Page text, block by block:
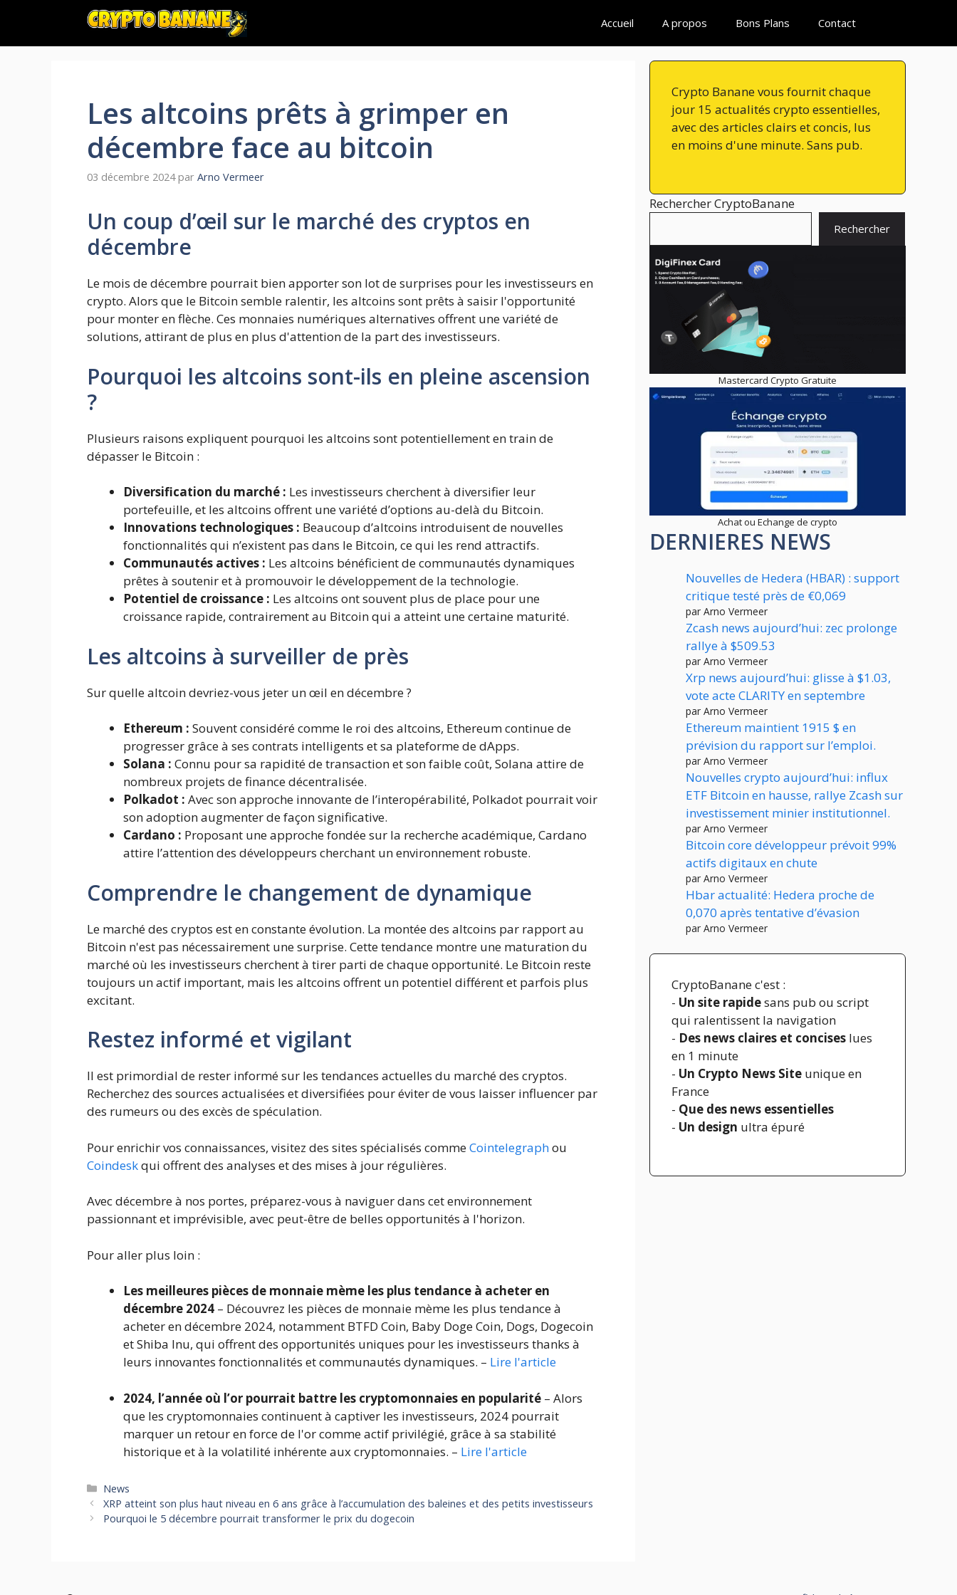
contenu
Accueil A propos Bons Plans Contact
Les altcoins prêts à grimper en
décembre face au bitcoin
03 décembre 2024 par Arno Vermeer
Un coup d’œil sur le marché des cryptos en
décembre
Le mois de décembre pourrait bien apporter son lot de surprises pour les investisseurs en
crypto. Alors que le Bitcoin semble ralentir, les altcoins sont prêts à saisir l'opportunité
pour monter en flèche. Ces monnaies numériques alternatives offrent une variété de
solutions, attirant de plus en plus d'attention de la part des investisseurs.
Pourquoi les altcoins sont-ils en pleine ascension
?
Plusieurs raisons expliquent pourquoi les altcoins sont potentiellement en train de
dépasser le Bitcoin :
Diversification du marché : Les investisseurs cherchent à diversifier leur
portefeuille, et les altcoins offrent une variété d’options au-delà du Bitcoin.
Innovations technologiques : Beaucoup d’altcoins introduisent de nouvelles
fonctionnalités qui n’existent pas dans le Bitcoin, ce qui les rend attractifs.
Communautés actives : Les altcoins bénéficient de communautés dynamiques
prêtes à soutenir et à promouvoir le développement de la technologie.
Potentiel de croissance : Les altcoins ont souvent plus de place pour une
croissance rapide, contrairement au Bitcoin qui a atteint une certaine maturité.
Les altcoins à surveiller de près
Sur quelle altcoin devriez-vous jeter un œil en décembre ?
Ethereum : Souvent considéré comme le roi des altcoins, Ethereum continue de
progresser grâce à ses contrats intelligents et sa plateforme de dApps.
Solana : Connu pour sa rapidité de transaction et son faible coût, Solana attire de
nombreux projets de finance décentralisée.
Polkadot : Avec son approche innovante de l’interopérabilité, Polkadot pourrait voir
son adoption augmenter de façon significative.
Cardano : Proposant une approche fondée sur la recherche académique, Cardano
attire l’attention des développeurs cherchant un environnement robuste.
Comprendre le changement de dynamique
Le marché des cryptos est en constante évolution. La montée des altcoins par rapport au
Bitcoin n'est pas nécessairement une surprise. Cette tendance montre une maturation du
marché où les investisseurs cherchent à tirer parti de chaque opportunité. Le Bitcoin reste
toujours un actif important, mais les altcoins offrent un potentiel différent et parfois plus
excitant.
Restez informé et vigilant
Il est primordial de rester informé sur les tendances actuelles du marché des cryptos.
Recherchez des sources actualisées et diversifiées pour éviter de vous laisser influencer par
des rumeurs ou des excès de spéculation.
Pour enrichir vos connaissances, visitez des sites spécialisés commeCointelegraphou
Coindeskqui offrent des analyses et des mises à jour régulières.
Avec décembre à nos portes, préparez-vous à naviguer dans cet environnement
passionnant et imprévisible, avec peut-être de belles opportunités à l'horizon.
Pour aller plus loin :
Les meilleures pièces de monnaie mème les plus tendance à acheter en
décembre 2024 – Découvrez les pièces de monnaie mème les plus tendance à
acheter en décembre 2024, notamment BTFD Coin, Baby Doge Coin, Dogs, Dogecoin
et Shiba Inu, qui offrent des opportunités uniques pour les investisseurs thanks à
leurs innovantes fonctionnalités et communautés dynamiques. – Lire l'article
2024, l’année où l’or pourrait battre les cryptomonnaies en popularité – Alors
que les cryptomonnaies continuent à captiver les investisseurs, 2024 pourrait
marquer un retour en force de l'or comme actif privilégié, grâce à sa stabilité
historique et à la volatilité inhérente aux cryptomonnaies. – Lire l'article
Catégories
News
XRP atteint son plus haut niveau en 6 ans grâce à l’accumulation des baleines et des petits investisseurs
Pourquoi le 5 décembre pourrait transformer le prix du dogecoin
Crypto Banane vous fournit chaque
jour 15 actualités crypto essentielles,
avec des articles clairs et concis, lus
en moins d'une minute. Sans pub.
Rechercher CryptoBanane
Rechercher
Mastercard Crypto Gratuite
Achat ou Echange de crypto
DERNIERES NEWS
Nouvelles de Hedera (HBAR) : support
critique testé près de €0,069
par Arno Vermeer
Zcash news aujourd’hui: zec prolonge
rallye à $509.53
par Arno Vermeer
Xrp news aujourd’hui: glisse à $1.03,
vote acte CLARITY en septembre
par Arno Vermeer
Ethereum maintient 1915 $ en
prévision du rapport sur l’emploi.
par Arno Vermeer
Nouvelles crypto aujourd’hui: influx
ETF Bitcoin en hausse, rallye Zcash sur
investissement minier institutionnel.
par Arno Vermeer
Bitcoin core développeur prévoit 99%
actifs digitaux en chute
par Arno Vermeer
Hbar actualité: Hedera proche de
0,070 après tentative d’évasion
par Arno Vermeer
CryptoBanane c'est :
- Un site rapidesans pub ou script
qui ralentissent la navigation
- Des news claires et concises lues
en 1 minute
- Un Crypto News Site unique en
France
- Que des news essentielles
- Un design ultra épuré